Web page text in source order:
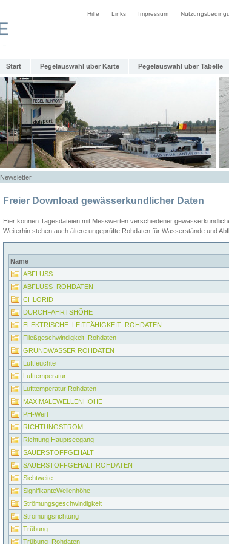
Hilfe Links Impressum
Start Pegelauswahl über Karte Pegelauswahl über Tabelle
Newsletter
Freier Download gewässerkundlicher Daten
Hier können Tagesdateien mit Messwerten verschiedener
Weiterhin stehen auch ältere ungeprüfte Rohdaten für Wasserstände und
Name
ABFLUSS
ABFLUSS_ROHDATEN
CHLORID
DURCHFAHRTSHÖHE
ELEKTRISCHE_LEITFÄHIGKEIT_ROHDATEN
Fließgeschwindigkeit_Rohdaten
GRUNDWASSER ROHDATEN
Luftfeuchte
Lufttemperatur
Lufttemperatur Rohdaten
MAXIMALEWELLENHÖHE
PH-Wert
RICHTUNGSTROM
Richtung Hauptseegang
SAUERSTOFFGEHALT
SAUERSTOFFGEHALT ROHDATEN
Sichtweite
SignifikanteWellenhöhe
Strömungsgeschwindigkeit
Strömungsrichtung
Trübung
Trübung_Rohdaten